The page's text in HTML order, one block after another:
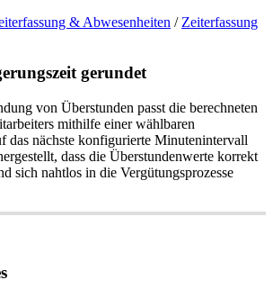
& Abwesenheiten / Zeiterfassung
gerundet
von Überstunden passt die berechneten
mithilfe einer wählbaren
das nächste konfigurierte Minutenintervall
, dass die Überstundenwerte korrekt
sich nahtlos in die Vergütungsprozesse